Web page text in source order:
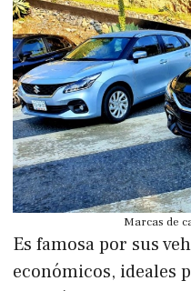
Marcas de
Es famosa por sus
económicos, ideales